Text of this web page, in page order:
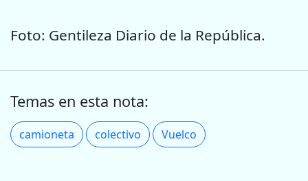
Foto: Gentileza Diario de la República.
Temas en esta nota:
camioneta colectivo Vuelco